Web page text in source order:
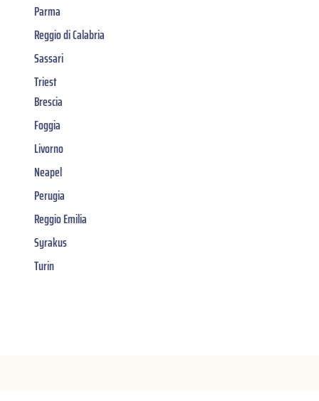
Parma
Reggio di Calabria
Sassari
Triest
Brescia
Foggia
Livorno
Neapel
Perugia
Reggio Emilia
Syrakus
Turin